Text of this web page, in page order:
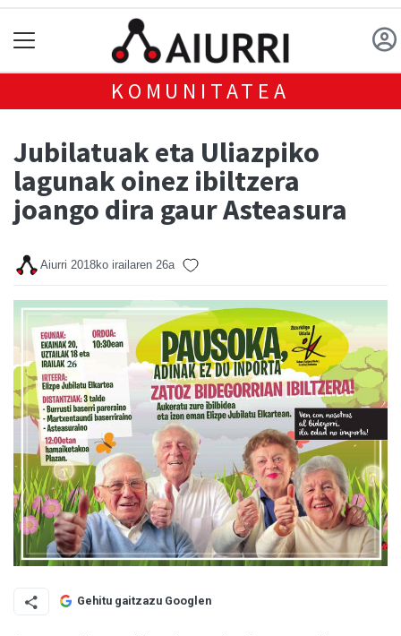
KOMUNITATEA
Jubilatuak eta Uliazpiko
lagunak oinez ibiltzera
joango dira gaur Asteasura
Aiurri 2018ko irailaren 26a
Gehitu gaitzazu Googlen